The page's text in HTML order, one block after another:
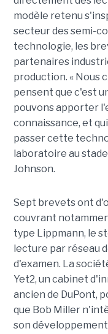
modèle retenu
secteur des semi-
technologie, les
partenaires
production. « Nous
pensent que c'est
pouvons apporter
connaissance, et
passer cette
laboratoire au
Johnson.
Sept brevets ont
couvrant
type Lippmann, le
lecture par réseau
d'examen. La
Yet2, un cabinet
ancien de DuPont,
que Bob Miller
son